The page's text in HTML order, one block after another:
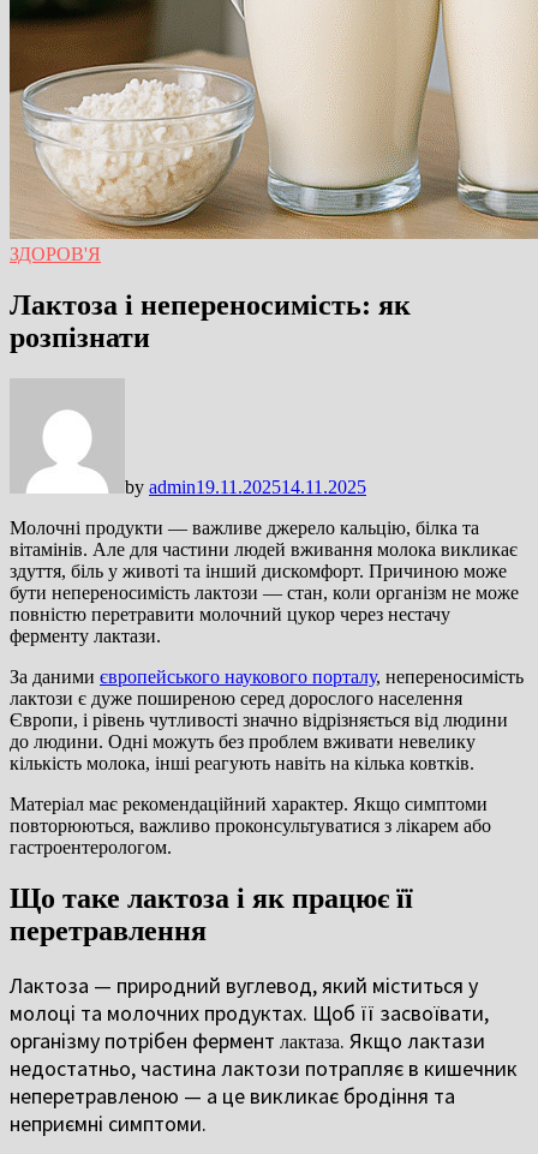
ЗДОРОВ'Я
Лактоза і непереносимість: як
розпізнати
by admin19.11.202514.11.2025
Молочні продукти — важливе джерело кальцію, білка та
вітамінів. Але для частини людей вживання молока викликає
здуття, біль у животі та інший дискомфорт. Причиною може
бути непереносимість лактози — стан, коли організм не може
повністю перетравити молочний цукор через нестачу
ферменту лактази.
За даними європейського наукового порталу, непереносимість
лактози є дуже поширеною серед дорослого населення
Європи, і рівень чутливості значно відрізняється від людини
до людини. Одні можуть без проблем вживати невелику
кількість молока, інші реагують навіть на кілька ковтків.
Матеріал має рекомендаційний характер. Якщо симптоми
повторюються, важливо проконсультуватися з лікарем або
гастроентерологом.
Що таке лактоза і як працює її
перетравлення
Лактоза — природний вуглевод, який міститься у
молоці та молочних продуктах. Щоб її засвоївати,
організму потрібен фермент лактаза. Якщо лактази
недостатньо, частина лактози потрапляє в кишечник
неперетравленою — а це викликає бродіння та
неприємні симптоми.